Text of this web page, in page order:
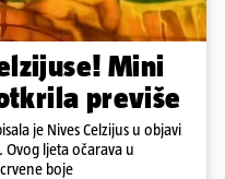
Mini
previše
je Nives Celzijus u objavi
ljeta očarava u
boje